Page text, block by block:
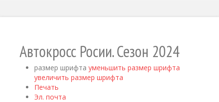
Автокросс Росии. Сезон 2024
размер шрифта уменьшить размер шрифта
увеличить размер шрифта
Печать
Эл. почта